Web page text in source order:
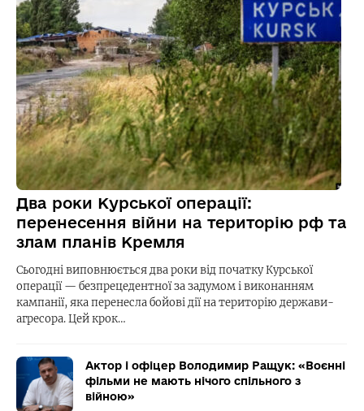
Два роки Курської операції:
перенесення війни на територію рф та
злам планів Кремля
Сьогодні виповнюється два роки від початку Курської
операції — безпрецедентної за задумом і виконанням
кампанії, яка перенесла бойові дії на територію держави-
агресора. Цей крок…
Актор і офіцер Володимир Ращук: «Воєнні
фільми не мають нічого спільного з
війною»